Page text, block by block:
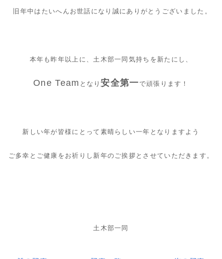
旧年中はたいへんお世話になり誠にありがとうございました。
本年も昨年以上に、土木部一同気持ちを新たにし、
One Team となり安全第一 で頑張ります！
新しい年が皆様にとって素晴らしい一年となりますよう
ご多幸とご健康をお祈りし新年のご挨拶とさせていただきます。
土木部一同